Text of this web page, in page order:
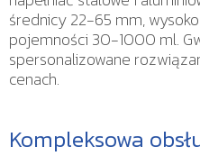
średnicy 22-65 mm,
pojemności 30-1000 ml.
spersonalizowane
cenach.
Kompleksowa